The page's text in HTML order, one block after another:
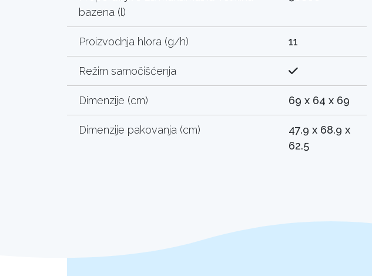
bazena (l)
Proizvodnja hlora (g/h) 11
Režim samočišćenja
Dimenzije (cm) 69 x 64 x 69
Dimenzije pakovanja (cm)
47.9 x 68.9 x
62.5